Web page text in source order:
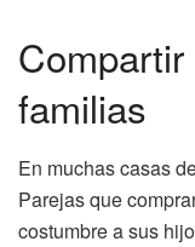
familias
En muchas casas
Parejas que
costumbre a sus